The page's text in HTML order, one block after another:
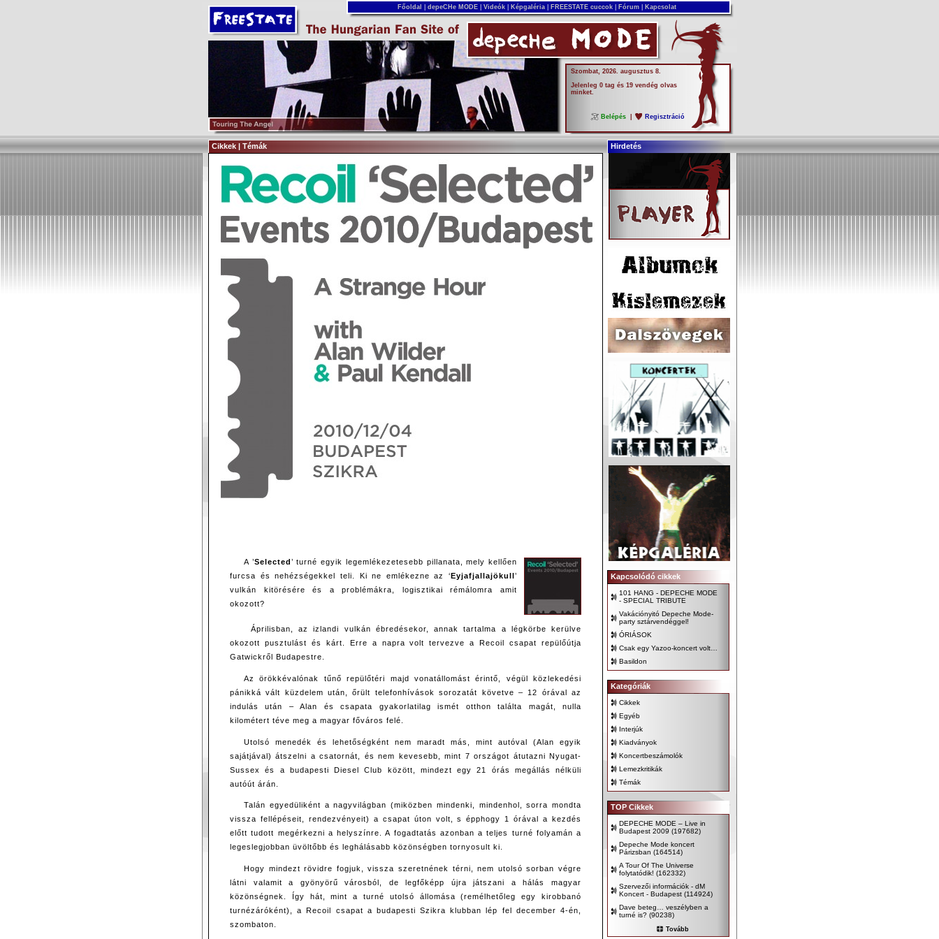
Főoldal depeCHe MODE Videók Képgaléria FREESTATE cuccok Fórum Kapcsolat
Szombat, 2026. augusztus 8.
Jelenleg 0 tag és 19 vendég olvas
minket.
Belépés Regisztráció
Cikkek | Témák Hirdetés
A ’Selected’ turné egyik legemlékezetesebb pillanata, mely kellően
furcsa és nehézségekkel teli. Ki ne emlékezne az ‘Eyjafjallajökull’
vulkán kitörésére és a problémákra, logisztikai rémálomra amit
okozott?
Áprilisban, az izlandi vulkán ébredésekor, annak tartalma a légkörbe kerülve
okozott pusztulást és kárt. Erre a napra volt tervezve a Recoil csapat repülőútja
Gatwickről Budapestre.
Az örökkévalónak tűnő repülőtéri majd vonatállomást érintő, végül közlekedési
pánikká vált küzdelem után, őrült telefonhívások sorozatát követve – 12 órával az
indulás után – Alan és csapata gyakorlatilag ismét otthon találta magát, nulla
kilométert téve meg a magyar főváros felé.
Utolsó menedék és lehetőségként nem maradt más, mint autóval (Alan egyik
sajátjával) átszelni a csatornát, és nem kevesebb, mint 7 országot átutazni Nyugat-
Sussex és a budapesti Diesel Club között, mindezt egy 21 órás megállás nélküli
autóút árán.
Talán egyedüliként a nagyvilágban (miközben mindenki, mindenhol, sorra mondta
vissza fellépéseit, rendezvényeit) a csapat úton volt, s épphogy 1 órával a kezdés
előtt tudott megérkezni a helyszínre. A fogadtatás azonban a teljes turné folyamán a
legeslegjobban üvöltőbb és leghálásabb közönségben tornyosult ki.
Hogy mindezt rövidre fogjuk, vissza szeretnének térni, nem utolsó sorban végre
látni valamit a gyönyörű városból, de legfőképp újra játszani a hálás magyar
közönségnek. Így hát, mint a turné utolsó állomása (remélhetőleg egy kirobbanó
turnézáróként), a Recoil csapat a budapesti Szikra klubban lép fel december 4-én,
szombaton.
Kapcsolódó cikkek
101 HANG - DEPECHE MODE
- SPECIAL TRIBUTE
Vakációnyitó Depeche Mode-
party sztárvendéggel!
ÓRIÁSOK
Csak egy Yazoo-koncert volt…
Basildon
Kategóriák
Cikkek
Egyéb
Interjúk
Kiadványok
Koncertbeszámolók
Lemezkritikák
Témák
TOP Cikkek
DEPECHE MODE – Live in
Budapest 2009 (197682)
Depeche Mode koncert
Párizsban (164514)
A Tour Of The Universe
folytatódik! (162332)
Szervezői információk - dM
Koncert - Budapest (114924)
Dave beteg… veszélyben a
turné is? (90238)
Tovább